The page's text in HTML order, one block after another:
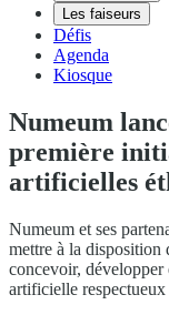
Les faiseurs
Défis
Agenda
Kiosque
Numeum
première
artificielles
Numeum et ses
mettre à la disposition
concevoir, développer
artificielle